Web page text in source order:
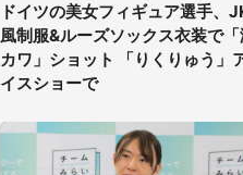
ドイツの美女フィギュア選手、
風制服&ルーズソックス衣装で
カワ」ショット 「りくりゅう」
イスショーで